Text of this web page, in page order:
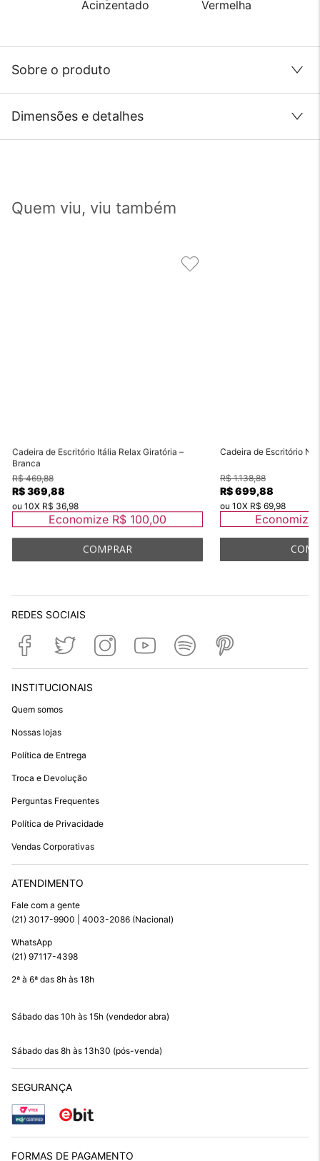
Sobre o produto
Dimensões e detalhes
Quem viu, viu também
Cadeira de Escritório Itália Relax Giratória –
Branca
R$ 469,88
R$ 369,88
ou 10X R$ 36,98
Economize R$ 100,00
Cadeira de Escritório
R$ 1.138,88
R$ 699,88
ou10X R$ 69,98
Economize
REDES SOCIAIS
INSTITUCIONAIS
Quem somos
Nossas lojas
Política de Entrega
Troca e Devolução
Perguntas Frequentes
Política de Privacidade
Vendas Corporativas
ATENDIMENTO
Fale com a gente
(21) 3017-9900 | 4003-2086 (Nacional)
WhatsApp
(21) 97117-4398
2ª à 6ª das 8h às 18h
Sábado das 10h às 15h (vendedor abra)
Sábado das 8h às 13h30 (pós-venda)
SEGURANÇA
FORMAS DE PAGAMENTO